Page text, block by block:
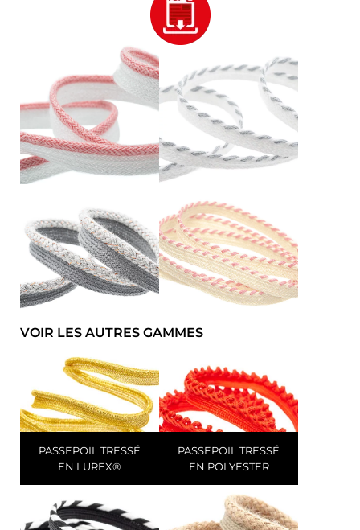
VOIR LES AUTRES GAMMES
PASSEPOIL TRESSÉ
EN LUREX®
PASSEPOIL TRESSÉ
EN POLYESTER